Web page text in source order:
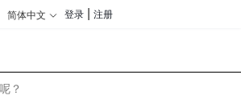
简体中文 登录 注册